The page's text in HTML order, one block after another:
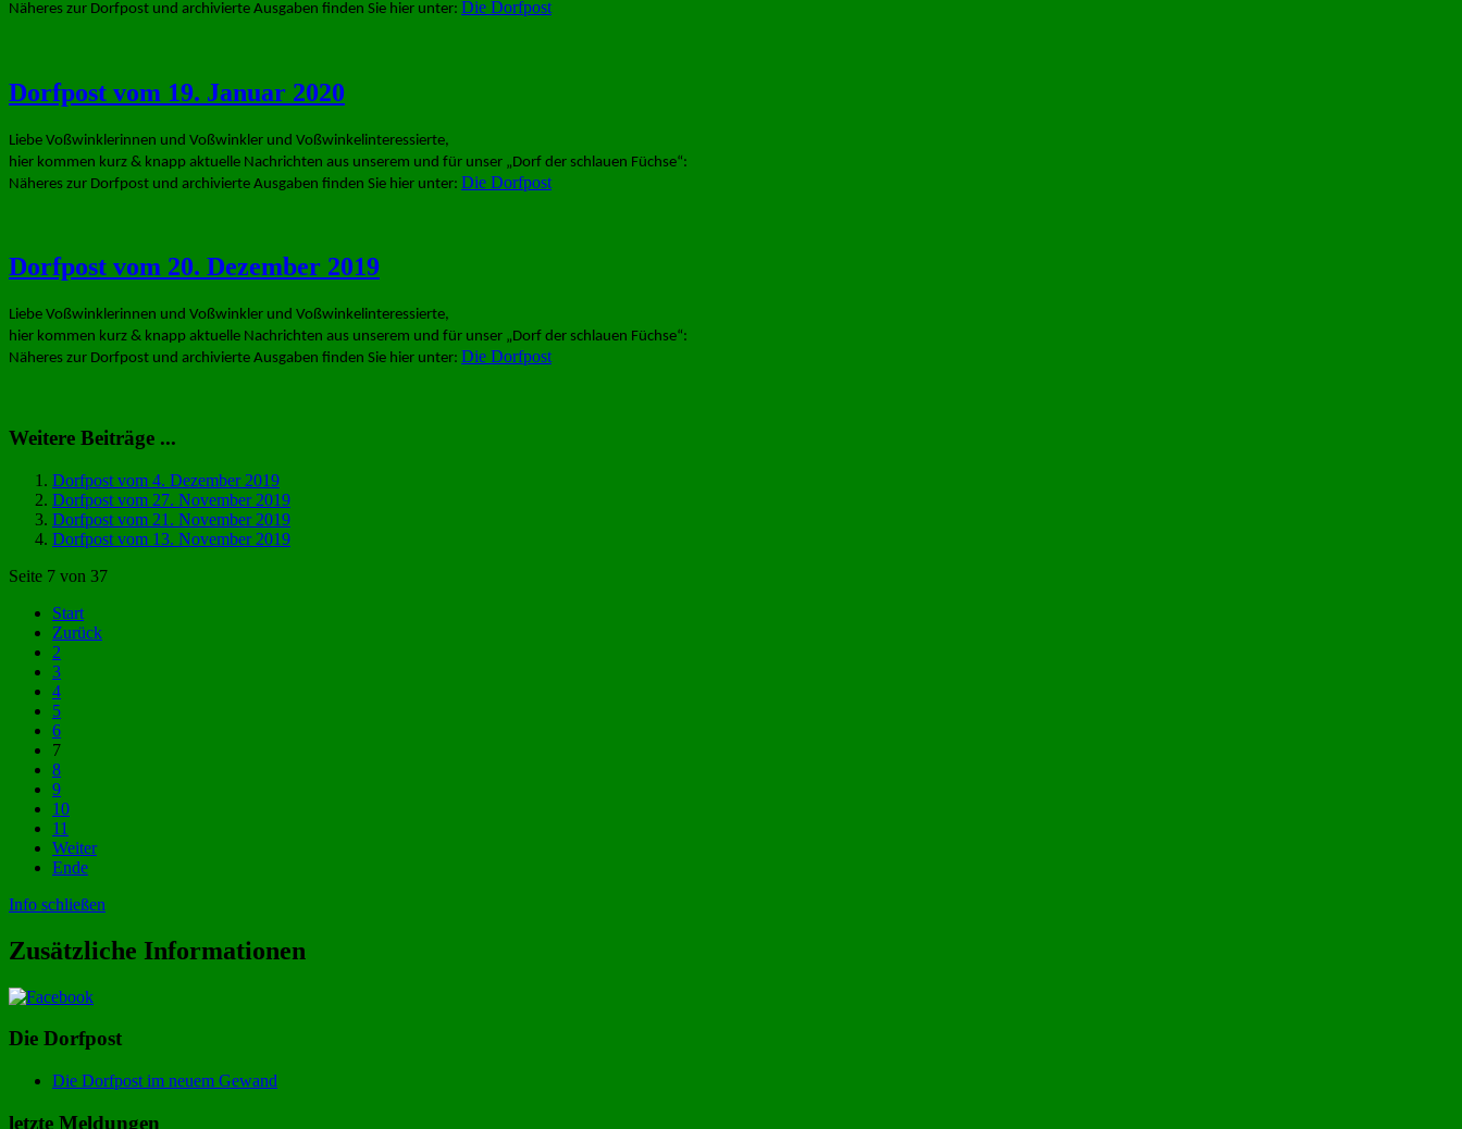
Näheres zur Dorfpost und archivierte Ausgaben finden Sie hier unter: Die Dorfpost
Dorfpost vom 19. Januar 2020
Liebe Voßwinklerinnen und Voßwinkler und Voßwinkelinteressierte,
hier kommen kurz & knapp aktuelle Nachrichten aus unserem und für unser „Dorf der schlauen Füchse“:
Näheres zur Dorfpost und archivierte Ausgaben finden Sie hier unter: Die Dorfpost
Dorfpost vom 20. Dezember 2019
Liebe Voßwinklerinnen und Voßwinkler und Voßwinkelinteressierte,
hier kommen kurz & knapp aktuelle Nachrichten aus unserem und für unser „Dorf der schlauen Füchse“:
Näheres zur Dorfpost und archivierte Ausgaben finden Sie hier unter: Die Dorfpost
Weitere Beiträge ...
Dorfpost vom 4. Dezember 2019
Dorfpost vom 27. November 2019
Dorfpost vom 21. November 2019
Dorfpost vom 13. November 2019
Seite 7 von 37
Start
Zurück
2
3
4
5
6
7
8
9
10
11
Weiter
Ende
Info schließen
Zusätzliche Informationen
Die Dorfpost
Die Dorfpost im neuem Gewand
letzte Meldungen